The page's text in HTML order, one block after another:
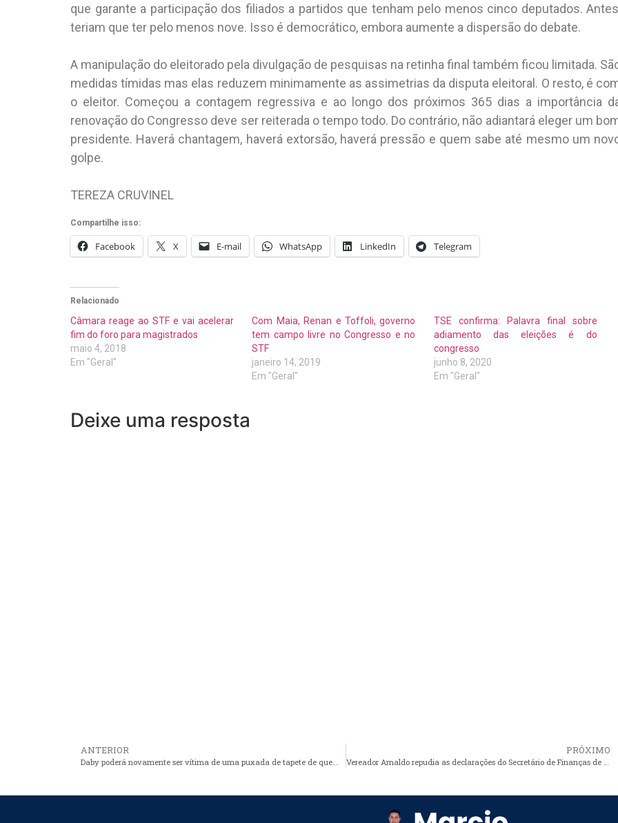
que garante a participação dos filiados a partidos que tenham pelo menos cinco deputados.
teriam que ter pelo menos nove. Isso é democrático, embora aumente a dispersão do debate.
A manipulação do eleitorado pela divulgação de pesquisas na retinha final também ficou limitada.
medidas tímidas mas elas reduzem minimamente as assimetrias da disputa eleitoral. O resto, é
o eleitor. Começou a contagem regressiva e ao longo dos próximos 365 dias a importância
renovação do Congresso deve ser reiterada o tempo todo. Do contrário, não adiantará eleger um
presidente. Haverá chantagem, haverá extorsão, haverá pressão e quem sabe até mesmo um
golpe.
TEREZA CRUVINEL
Compartilhe isso:
Facebook X E-mail WhatsApp LinkedIn Telegram
Relacionado
Câmara reage ao STF e vai acelerar
fim do foro para magistrados
maio 4, 2018
Em "Geral"
Com Maia, Renan e Toffoli, governo
tem campo livre no Congresso e no
STF
janeiro 14, 2019
Em "Geral"
TSE confirma: Palavra final sobre
adiamento das eleições é do
congresso
junho 8, 2020
Em "Geral"
Deixe uma resposta
ANTERIOR
Daby poderá novamente ser vítima de uma puxada de tapete de quem considerava poder confiar
PRÓXIMO
Vereador Arnaldo repudia as declarações do Secretário de Finanças de Araioses sobre os professores do município